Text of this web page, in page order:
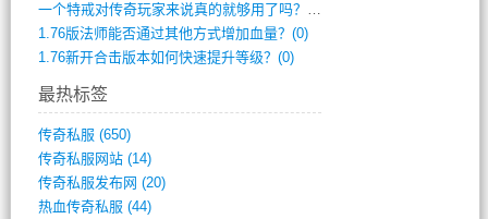
一个特戒对传奇玩家来说真的就够用了吗？(0)
1.76版法师能否通过其他方式增加血量？(0)
1.76新开合击版本如何快速提升等级？(0)
最热标签
传奇私服 (650)
传奇私服网站(14)
传奇私服发布网 (20)
热血传奇私服 (44)